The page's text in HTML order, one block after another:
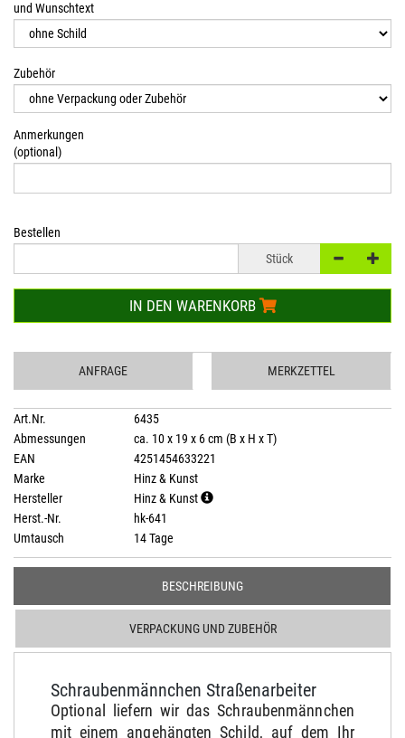
und Wunschtext
Zubehör
Anmerkungen
(optional)
Bestellen
Stück
IN DEN WARENKORB
ANFRAGE MERKZETTEL
Art.Nr.
6435
Abmessungen
ca. 10 x 19 x 6 cm (B x H x T)
EAN
4251454633221
Marke
Hinz & Kunst
Hersteller
Hinz & Kunst
Herst.-Nr.
hk-641
Umtausch
14 Tage
BESCHREIBUNG
VERPACKUNG UND ZUBEHÖR
Schraubenmännchen Straßenarbeiter
Optional liefern wir das Schraubenmännchen
mit einem angehängten Schild, auf dem Ihr